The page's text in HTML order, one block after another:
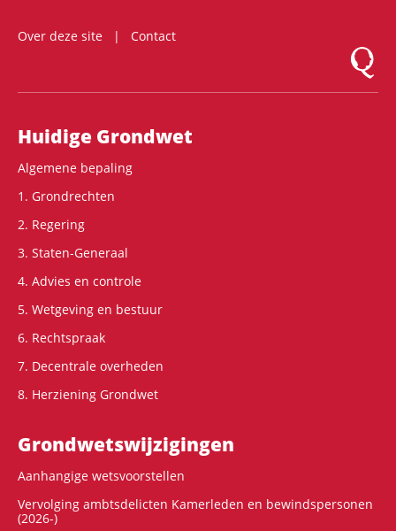
Over deze site
Contact
Logo
Hoofdnavigatie
Huidige Grondwet
Algemene bepaling
1. Grondrechten
2. Regering
3. Staten-Generaal
4. Advies en controle
5. Wetgeving en bestuur
6. Rechtspraak
7. Decentrale overheden
8. Herziening Grondwet
Grondwets­wijzigingen
Aanhangige wetsvoorstellen
Vervolging ambtsdelicten Kamerleden en bewindspersonen
(2026-)